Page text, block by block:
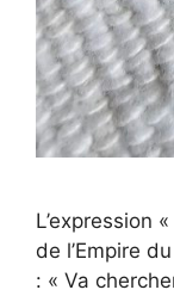
L’expression
de l’Empire
: « Va